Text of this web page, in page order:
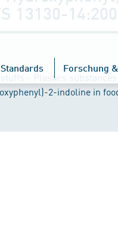
Forschung
13130-
- Plastics substances
2-indoline in